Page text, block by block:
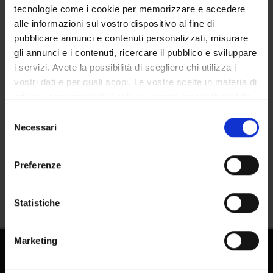
tecnologie come i cookie per memorizzare e accedere
alle informazioni sul vostro dispositivo al fine di
pubblicare annunci e contenuti personalizzati, misurare
gli annunci e i contenuti, ricercare il pubblico e sviluppare
i servizi. Avete la possibilità di scegliere chi utilizza i
vostri dati e per quali scopi. Le vostre scelte in materia di
privacy sono applicabili solo su questa proprietà digitale
modificare o revocare il proprio consenso in qualsiasi
momento dalla Dichiarazione sui cookie o facendo clic
raccogliere informazioni sulla tua posizione
geografica, con un'approssimazione di qualche
Identificare il tuo dispositivo, scansionandolo
delNecessari
Preferenze
Statistiche
Marketing
Contacts
People
Places
Calendar